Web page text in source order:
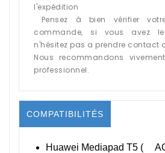
l'expédition
Pensez à bien vérifier
commande, si vous avez
n'hésitez pas a prendre contact
Nous recommandons
professionnel.
COMPATIBILITÉS
Huawei Mediapad T5 (